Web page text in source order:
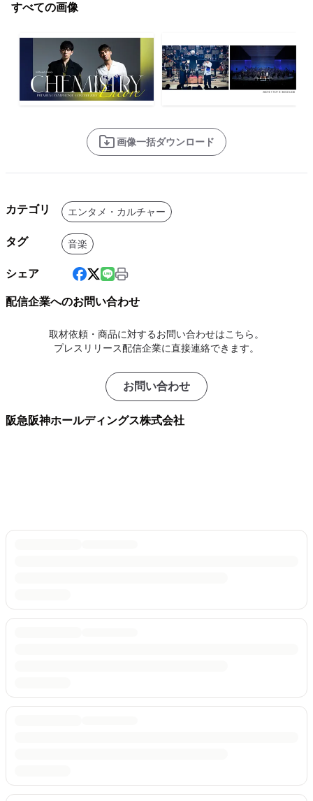
すべての画像
画像一括ダウンロード
カテゴリ エンタメ・カルチャー
タグ 音楽
シェア
配信企業へのお問い合わせ
取材依頼・商品に対するお問い合わせはこちら。
プレスリリース配信企業に直接連絡できます。
お問い合わせ
阪急阪神ホールディングス株式会社